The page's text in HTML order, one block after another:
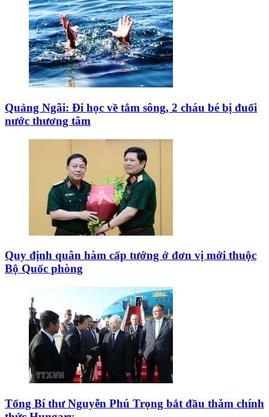
Quảng Ngãi: Đi học về tắm sông, 2 cháu bé bị đuối
nước thương tâm
Quy định quân hàm cấp tướng ở đơn vị mới thuộc
Bộ Quốc phòng
Tổng Bí thư Nguyễn Phú Trọng bắt đầu thăm chính